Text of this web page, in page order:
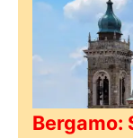
Bergamo: